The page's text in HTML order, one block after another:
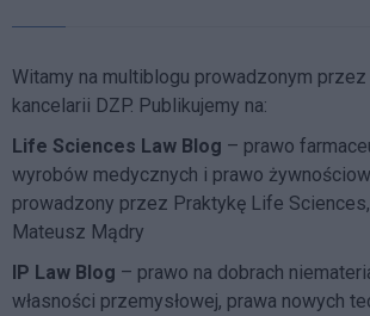
Witamy na multiblogu prowadzonym
kancelarii DZP. Publikujemy na:
Life Sciences Law Blog – prawo
wyrobów medycznych i prawo
prowadzony przez Praktykę Life
Mateusz Mądry
IP Law Blog – prawo na dobrach
własności przemysłowej, prawa nowych